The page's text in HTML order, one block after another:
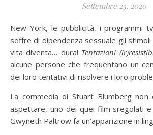
Settembre 23, 2020
New York, le pubblicità, i programmi tv, internet. Per chi
soffre di dipendenza sessuale gli
vita diventa… dura! Tentazioni
alcune persone che frequentano un
dei loro tentativi di risolvere i loro
La commedia di Stuart Blumberg
aspettare, uno dei quei film sregolati e
Gwyneth Paltrow fa un’apparizione in